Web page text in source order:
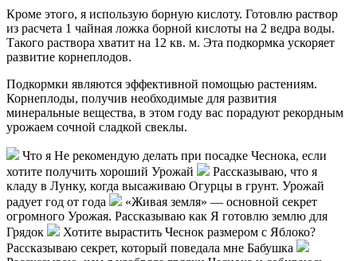
Кроме этого, я использую борную кислоту. Готовлю раствор
из расчета 1 чайная ложка борной кислоты на 2 ведра воды.
Такого раствора хватит на 12 кв. м. Эта подкормка ускоряет
развитие корнеплодов.
Подкормки являются эффективной помощью растениям.
Корнеплоды, получив необходимые для развития
минеральные вещества, в этом году вас порадуют рекордным
урожаем сочной сладкой свеклы.
Что я Не рекомендую делать при посадке Чеснока, если
хотите получить хороший Урожай
Рассказываю, что я
кладу в Лунку, когда высаживаю Огурцы в грунт. Урожай
радует год от года
«Живая земля» — основной секрет
огромного Урожая. Рассказываю как Я готовлю землю для
Грядок
Хотите вырастить Чеснок размером с Яблоко?
Рассказываю секрет, который поведала мне Бабушка